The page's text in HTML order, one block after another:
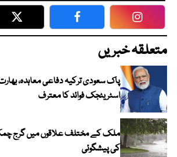
Twitter Facebook
متعلقہ خبریں
پاک سعودی ترکیہ دفاعی معاہدہ،
اسٹریٹجک فوائد کا معترف
ملک کے مختلف علاقوں میں گرج
کی پیشگوئی